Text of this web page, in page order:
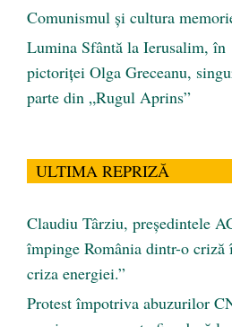
Comunismul şi cultura
Lumina Sfântă la Ierusalim,
pictoriței Olga Greceanu,
parte din „Rugul Aprins”
ULTIMA REPRIZĂ
Claudiu Târziu, președintele
împinge România dintr-o
criza energiei.”
Protest împotriva abuzurilor